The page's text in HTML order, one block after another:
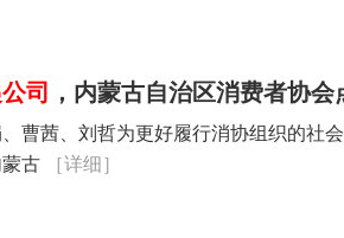
司 ，内蒙古自治区消费者协
曹茜、刘哲为更好履行消协组织的社
古
［详细］